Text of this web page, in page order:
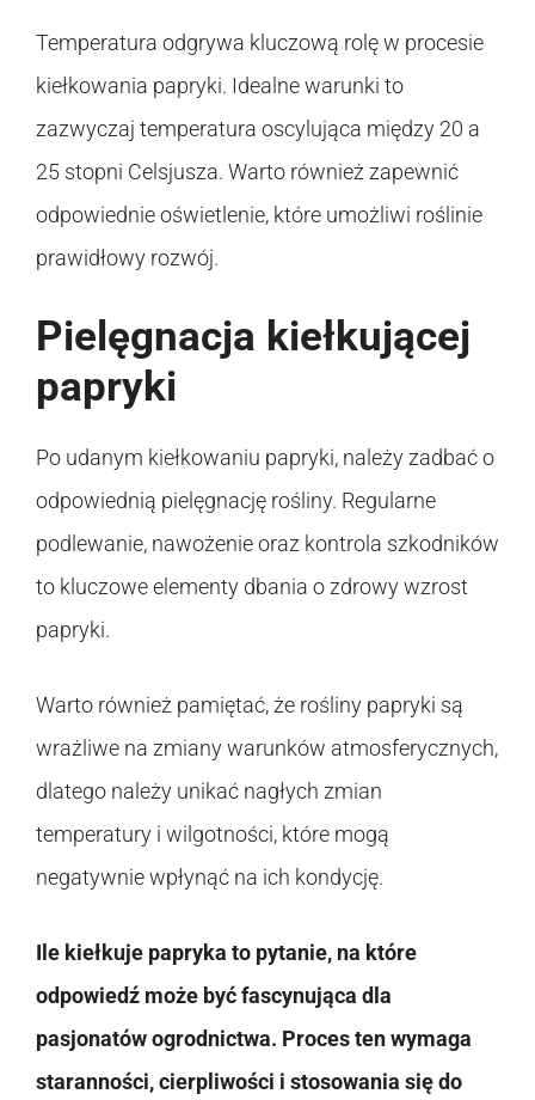
Temperatura odgrywa kluczową rolę w procesie
kiełkowania papryki. Idealne warunki to
zazwyczaj temperatura oscylująca między 20 a
25 stopni Celsjusza. Warto również zapewnić
odpowiednie oświetlenie, które umożliwi roślinie
prawidłowy rozwój.
Pielęgnacja kiełkującej
papryki
Po udanym kiełkowaniu papryki, należy zadbać o
odpowiednią pielęgnację rośliny. Regularne
podlewanie, nawożenie oraz kontrola szkodników
to kluczowe elementy dbania o zdrowy wzrost
papryki.
Warto również pamiętać, że rośliny papryki są
wrażliwe na zmiany warunków atmosferycznych,
dlatego należy unikać nagłych zmian
temperatury i wilgotności, które mogą
negatywnie wpłynąć na ich kondycję.
Ile kiełkuje papryka to pytanie, na które
odpowiedź może być fascynująca dla
pasjonatów ogrodnictwa. Proces ten wymaga
staranności, cierpliwości i stosowania się do